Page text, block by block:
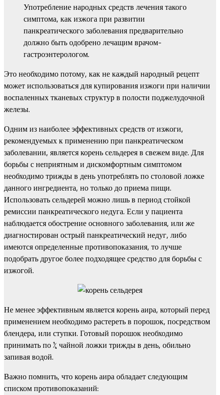
Употребление народных средств лечения такого
симптома, как изжога при развитии
панкреатического заболевания предварительно
должно быть одобрено лечащим врачом-
гастроэнтерологом.
Это необходимо потому, как не каждый народный рецепт
может использоваться для купирования изжоги при наличии
воспаленных тканевых структур в полости поджелудочной
железы.
Одним из наиболее эффективных средств от изжоги,
рекомендуемых к применению при панкреатическом
заболевании, является корень сельдерея в свежем виде. Для
борьбы с неприятным и дискомфортным симптомом
необходимо трижды в день употреблять по столовой ложке
данного ингредиента, но только до приема пищи.
Использовать сельдерей можно лишь в период стойкой
ремиссии панкреатического недуга. Если у пациента
наблюдается обострение основного заболевания, или же
диагностирован острый панкреатический недуг, либо
имеются определенные противопоказания, то лучше
подобрать другое более подходящее средство для борьбы с
изжогой.
Не менее эффективным является корень аира, который перед
применением необходимо растереть в порошок, посредством
блендера, или ступки. Готовый порошок необходимо
принимать по ¼ чайной ложки трижды в день, обильно
запивая водой.
Важно помнить, что корень аира обладает следующим
списком противопоказаний: